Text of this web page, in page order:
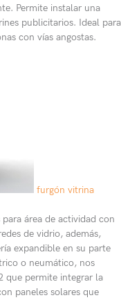
Permite instalar una
publicitarios. Ideal para
con vías angostas.
furgón vitrina
área de actividad con
de vidrio, además,
expandible en su parte
o neumático, nos
que permite integrar la
paneles solares que